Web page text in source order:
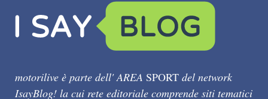
motorilive è parte dell' AREA SPORT del network
IsayBlog! la cui rete editoriale comprende siti tematici